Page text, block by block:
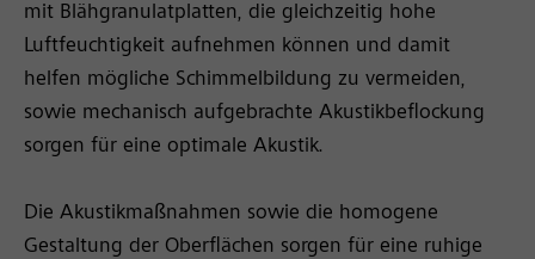
mit Blähgranulatplatten, die gleichzeitig hohe
Luftfeuchtigkeit aufnehmen können und damit
helfen mögliche Schimmelbildung zu vermeiden,
sowie mechanisch aufgebrachte Akustikbeflockung
sorgen für eine optimale Akustik.
Die Akustikmaßnahmen sowie die homogene
Gestaltung der Oberflächen sorgen für eine ruhige